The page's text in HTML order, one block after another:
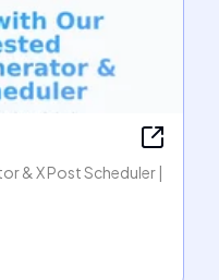
& X Post Scheduler |